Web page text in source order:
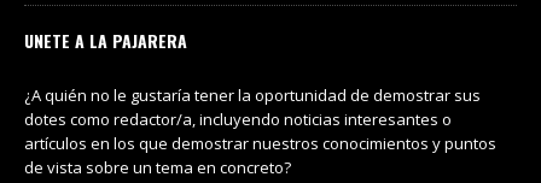
UNETE A LA PAJARERA
¿A quién no le gustaría tener la oportunidad de demostrar sus
dotes como redactor/a, incluyendo noticias interesantes o
artículos en los que demostrar nuestros conocimientos y puntos
de vista sobre un tema en concreto?